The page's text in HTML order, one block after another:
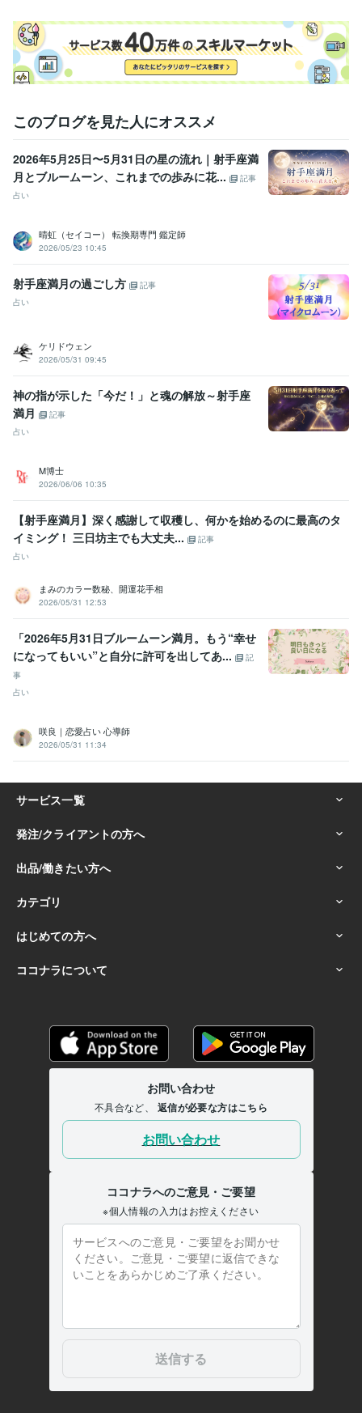
ご相談内容の詳細をトークルームにお願いいたします。
ご依頼内容によっては、お受けできない場合もございます。
何卒、ご了承くださいませ。
経験職種
営業 / 個人営業 経験年数 : 3年
事務・ビジネスサポート / 事務（一般事務） 経験年数 : 15年
ライフスタイル・その他 / 占い師 経験年数 : 3年
オラクル認定コンサルタント 取得年 : 2021年
得意分野
占い ＴＲ潜在数秘術【オリジナル数秘術】
霊感霊視タロットリーデ
ィング
パワハラ、モラハラ
このブログを見た人にオススメ
2026年5月25日〜5月31日の星の流れ｜射手座満
月とブルームーン、これまでの歩みに花...
記事
占い
晴虹（セイコー） 転換期専門 鑑定師
2026/05/23 10:45
射手座満月の過ごし方
記事
占い
ケリドウェン
2026/05/31 09:45
神の指が示した「今だ！」と魂の解放～射手座
満月
記事
占い
M博士
2026/06/06 10:35
【射手座満月】深く感謝して収穫し、何かを始めるのに最高のタ
イミング！ 三日坊主でも大丈夫...
記事
占い
まみのカラー数秘、開運花手相
2026/05/31 12:53
「2026年5月31日ブルームーン満月。もう“幸せ
になってもいい”と自分に許可を出してあ...
記
事
占い
咲良｜恋愛占い 心導師
2026/05/31 11:34